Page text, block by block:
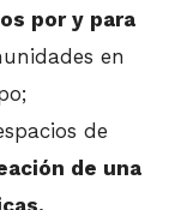
por y para
en
de
de una